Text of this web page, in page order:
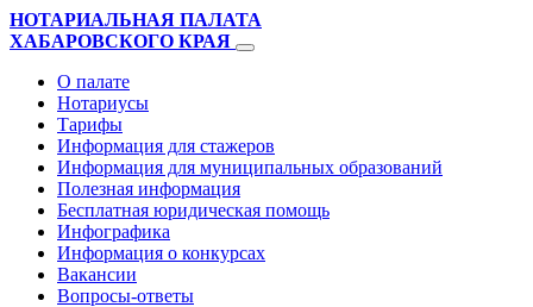
НОТАРИАЛЬНАЯ ПАЛАТА
ХАБАРОВСКОГО КРАЯ
О палате
Нотариусы
Тарифы
Информация для стажеров
Информация для муниципальных образований
Полезная информация
Бесплатная юридическая помощь
Инфографика
Информация о конкурсах
Вакансии
Вопросы-ответы